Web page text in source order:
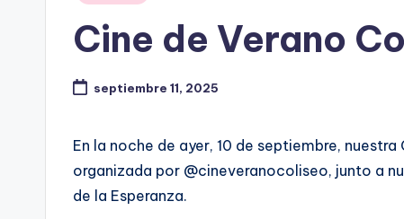
Cine de Verano
septiembre 11, 2025
En la noche de ayer, 10 de septiembre,
organizada por @cineveranocoliseo, junto a
de la Esperanza.